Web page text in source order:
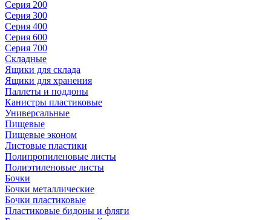
Серия 200
Серия 300
Серия 400
Серия 600
Серия 700
Складные
Ящики для склада
Ящики для хранения
Паллеты и поддоны
Канистры пластиковые
Универсальные
Пищевые
Пищевые эконом
Листовые пластики
Полипропиленовые листы
Полиэтиленовые листы
Бочки
Бочки металлические
Бочки пластиковые
Пластиковые бидоны и фляги